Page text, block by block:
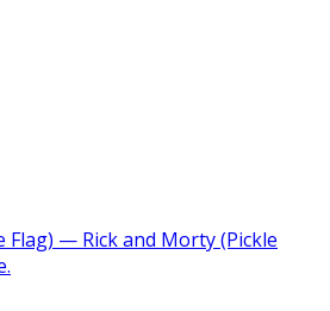
Flag) — Rick and Morty (Pickle